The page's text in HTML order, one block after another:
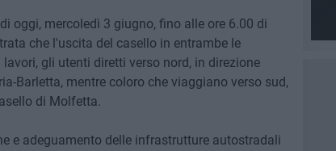
oggi, mercoledì 3 giugno, fino alle ore 6.00 di
che l'uscita del casello in entrambe le
gli utenti diretti verso nord, in direzione
Barletta, mentre coloro che viaggiano verso sud,
di Molfetta.
e adeguamento delle infrastrutture autostradali